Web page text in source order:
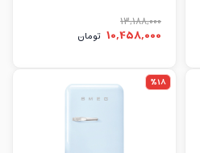
13,188,000
10,458,000 تومان
%18